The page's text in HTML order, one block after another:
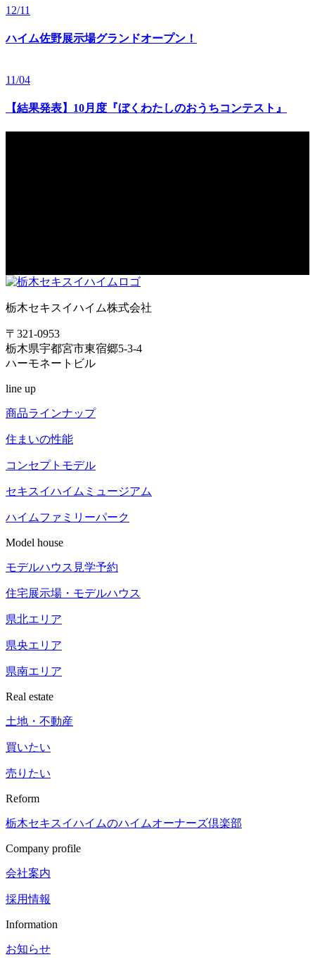
12/11
ハイム佐野展示場グランドオープン！
11/04
【結果発表】10月度『ぼくわたしのおうちコンテスト』
栃木セキスイハイム株式会社
〒321-0953
栃木県宇都宮市東宿郷5-3-4
ハーモネートビル
line up
商品ラインナップ
住まいの性能
コンセプトモデル
セキスイハイム ミュージアム
ハイムファミリーパーク
Model house
モデルハウス見学予約
住宅展示場 ・モデルハウス
県北エリア
県央エリア
県南エリア
Real estate
土地・不動産
買いたい
売りたい
Reform
栃木セキスイハイムのハイムオーナーズ倶楽部
Company profile
会社案内
採用情報
Information
お知らせ